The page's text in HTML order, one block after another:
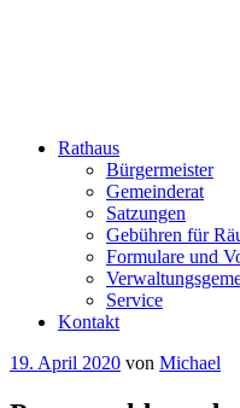
Rathaus
Bürgermeister
Gemeinderat
Satzungen
Gebühren für
Formulare und
Service
Kontakt
Veröffentlicht
19. April 2020 von Michael